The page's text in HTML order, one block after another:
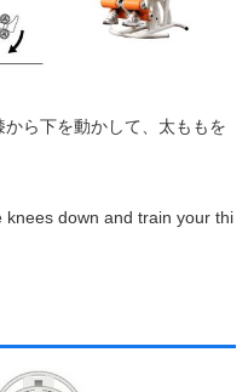
ら下を動かして、太ももを
down and train your thi